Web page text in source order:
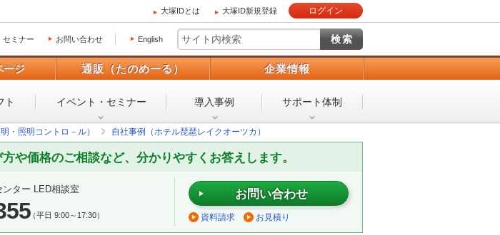
大塚IDとは 大塚ID新規登録 ログイン
セミナー お問い合わせ English
ージ 通販（たのめーる） 企業情報
ト イベント・ セミナー 導入事例 サポート体制
・照明コントロ－ル） 自社事例（ホテル琵琶レイクオーツカ）
や価格のご相談など、分かりやすくお答えします。
ター LED相談室
（平日 9:00～17:30）
お問い合わせ
資料請求 お見積り